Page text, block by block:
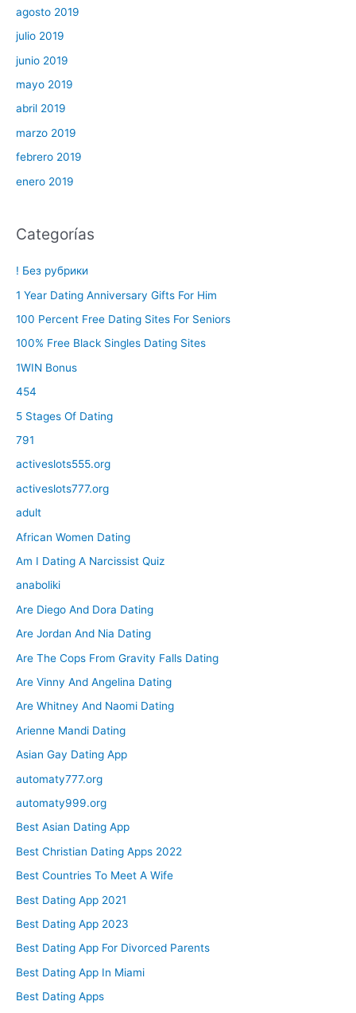
agosto 2019
julio 2019
junio 2019
mayo 2019
abril 2019
marzo 2019
febrero 2019
enero 2019
Categorías
! Без рубрики
1 Year Dating Anniversary Gifts For Him
100 Percent Free Dating Sites For Seniors
100% Free Black Singles Dating Sites
1WIN Bonus
454
5 Stages Of Dating
791
activeslots555.org
activeslots777.org
adult
African Women Dating
Am I Dating A Narcissist Quiz
anaboliki
Are Diego And Dora Dating
Are Jordan And Nia Dating
Are The Cops From Gravity Falls Dating
Are Vinny And Angelina Dating
Are Whitney And Naomi Dating
Arienne Mandi Dating
Asian Gay Dating App
automaty777.org
automaty999.org
Best Asian Dating App
Best Christian Dating Apps 2022
Best Countries To Meet A Wife
Best Dating App 2021
Best Dating App 2023
Best Dating App For Divorced Parents
Best Dating App In Miami
Best Dating Apps